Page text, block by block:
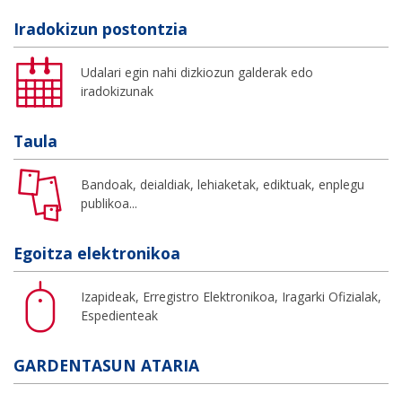
Iradokizun postontzia
Udalari egin nahi dizkiozun galderak edo
iradokizunak
Taula
Bandoak, deialdiak, lehiaketak, ediktuak, enplegu
publikoa...
Egoitza elektronikoa
Izapideak, Erregistro Elektronikoa, Iragarki Ofizialak,
Espedienteak
GARDENTASUN ATARIA